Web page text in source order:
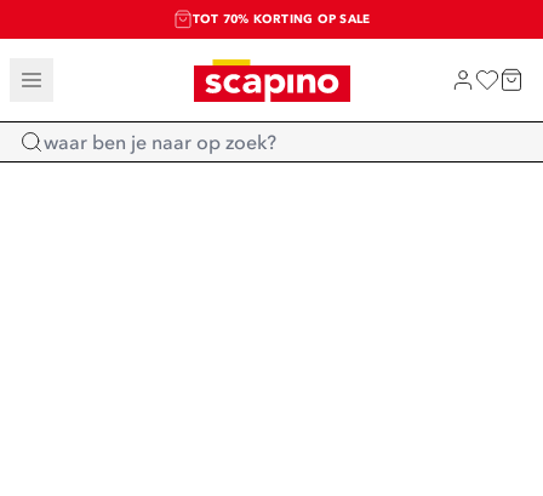
TOT 70% KORTING OP SALE
SALE: LAATSTE KANS!
SHOP NIEUW
Home